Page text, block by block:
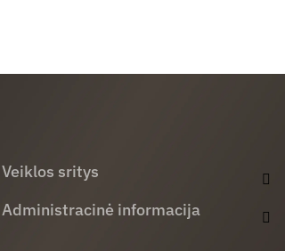
Veiklos sritys
Administracinė informacija